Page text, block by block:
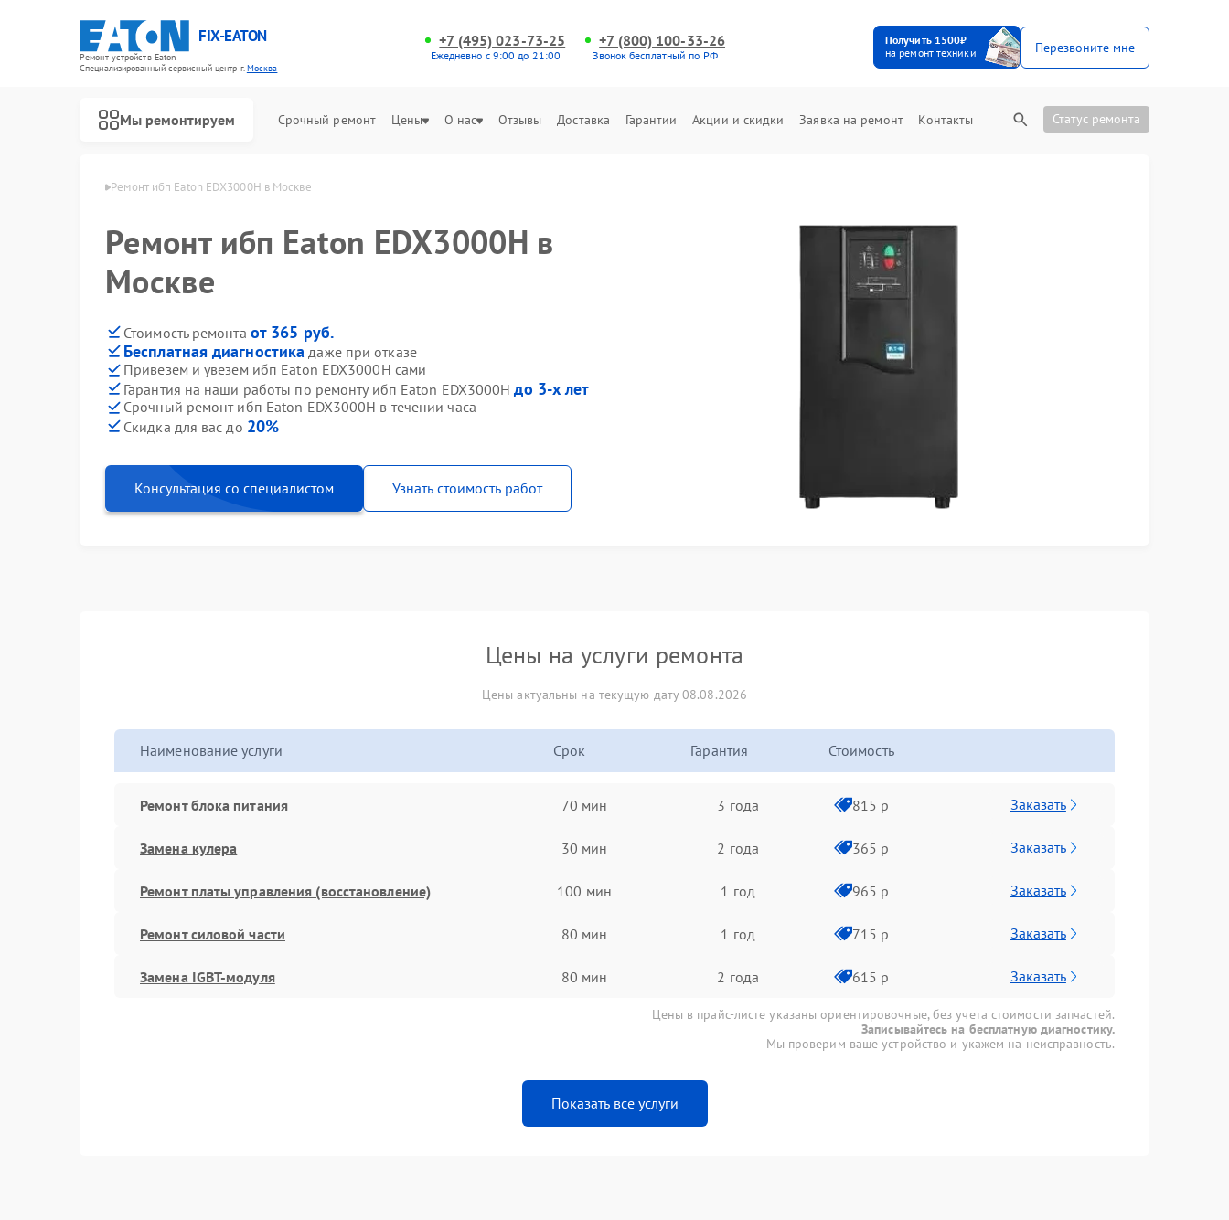
FIX-EATON
Ремонт устройств Eaton
Специализированный cервисный центр г.Москва
+7 (495) 023-73-25
Ежедневно с 9:00 до 21:00
+7 (800) 100-33-26
Звонок бесплатный по РФ
Получить 1500₽
на ремонт техники
Перезвоните мне
Мы ремонтируем Срочный ремонт Цены О нас Отзывы Доставка Гарантии Акции и скидки Заявка на ремонт Контакты Статус ремонта
ибп Eaton в Москве Ремонт ибп Eaton EDX3000H в Москве
Ремонт ибп Eaton EDX3000H в
Москве
Стоимость ремонта от 365 руб.
Бесплатная диагностика даже при отказе
Привезем и увезем ибп Eaton EDX3000H сами
Гарантия на наши работы по ремонту ибп Eaton EDX3000Hдо 3-х лет
Срочный ремонт ибп Eaton EDX3000H в течении часа
Скидка для вас до 20%
Консультация со специалистом Узнать стоимость работ
Цены на услуги ремонта
Цены актуальны на текущую дату 08.08.2026
Наименование услуги Срок Гарантия Стоимость
Ремонт блока питания 70 мин 3 года 815 р Заказать
Замена кулера 30 мин 2 года 365 р Заказать
Ремонт платы управления (восстановление) 100 мин 1 год 965 р Заказать
Ремонт силовой части 80 мин 1 год 715 р Заказать
Замена IGBT-модуля 80 мин 2 года 615 р Заказать
Цены в прайс-листе указаны ориентировочные, без учета стоимости запчастей.
Записывайтесь на бесплатную диагностику.
Мы проверим ваше устройство и укажем на неисправность.
Показать все услуги